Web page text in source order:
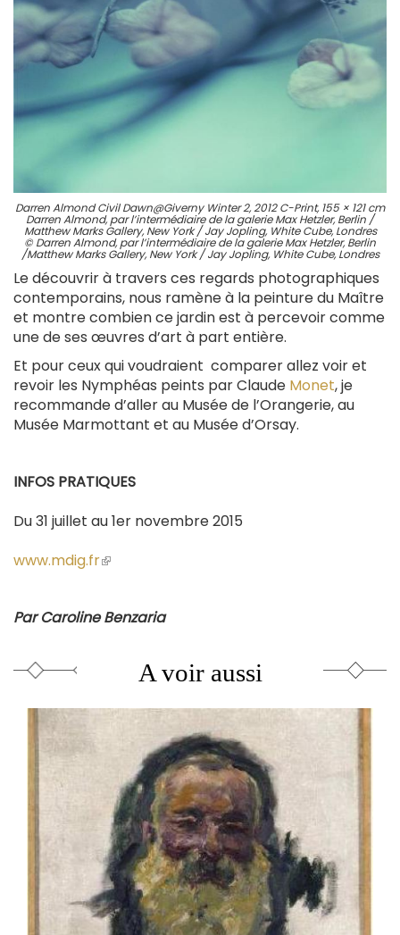
Darren Almond Civil Dawn@Giverny Winter 2, 2012 C-Print, 155 × 121 cm
Darren Almond, par l’intermédiaire de la galerie Max Hetzler, Berlin /
Matthew Marks Gallery, New York / Jay Jopling, White Cube, Londres
© Darren Almond, par l’intermédiaire de la galerie Max Hetzler, Berlin
/Matthew Marks Gallery, New York / Jay Jopling, White Cube, Londres
Le découvrir à travers ces regards photographiques
contemporains, nous ramène à la peinture du Maître
et montre combien ce jardin est à percevoir comme
une de ses œuvres d’art à part entière.
Et pour ceux qui voudraient comparer allez voir et
revoir les Nymphéas peints par Claude Monet, je
recommande d’aller au Musée de l’Orangerie, au
Musée Marmottant et au Musée d’Orsay.
INFOS PRATIQUES
Du 31 juillet au 1er novembre 2015
www.mdig.fr(le
externe)
Par Caroline Benzaria
A voir aussi